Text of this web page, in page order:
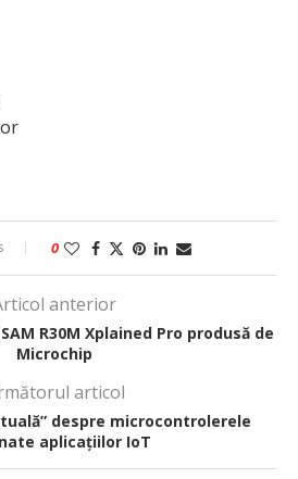
0
anterior
R30M Xplained Pro produsă de
Microchip
articol
despre microcontrolerele
aplicațiilor IoT